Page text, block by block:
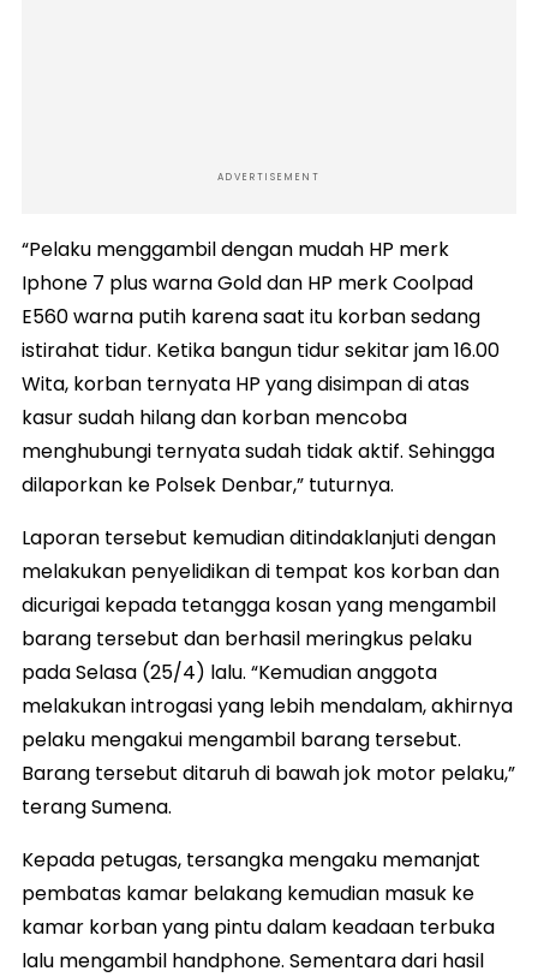
ADVERTISEMENT
“Pelaku menggambil dengan mudah HP merk
Iphone 7 plus warna Gold dan HP merk Coolpad
E560 warna putih karena saat itu korban sedang
istirahat tidur. Ketika bangun tidur sekitar jam 16.00
Wita, korban ternyata HP yang disimpan di atas
kasur sudah hilang dan korban mencoba
menghubungi ternyata sudah tidak aktif. Sehingga
dilaporkan ke Polsek Denbar,” tuturnya.
Laporan tersebut kemudian ditindaklanjuti dengan
melakukan penyelidikan di tempat kos korban dan
dicurigai kepada tetangga kosan yang mengambil
barang tersebut dan berhasil meringkus pelaku
pada Selasa (25/4) lalu. “Kemudian anggota
melakukan introgasi yang lebih mendalam, akhirnya
pelaku mengakui mengambil barang tersebut.
Barang tersebut ditaruh di bawah jok motor pelaku,”
terang Sumena.
Kepada petugas, tersangka mengaku memanjat
pembatas kamar belakang kemudian masuk ke
kamar korban yang pintu dalam keadaan terbuka
lalu mengambil handphone. Sementara dari hasil